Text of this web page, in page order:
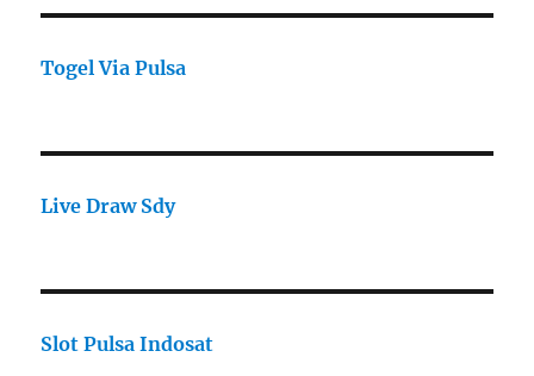
Togel Via Pulsa
Live Draw Sdy
Slot Pulsa Indosat